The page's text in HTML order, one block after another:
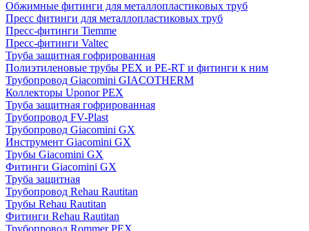
Обжимные фитинги для металлопластиковых труб
Пресс фитинги для металлопластиковых труб
Пресс-фитинги Tiemme
Пресс-фитинги Valtec
Труба защитная гофрированная
Полиэтиленовые трубы PEX и PE-RT и фитинги к ним
Трубопровод Giacomini GIACOTHERM
Коллекторы Uponor PEX
Труба защитная гофрированная
Трубопровод FV-Plast
Трубопровод Giacomini GX
Инструмент Giacomini GX
Трубы Giacomini GX
Фитинги Giacomini GX
Труба защитная
Трубопровод Rehau Rautitan
Трубы Rehau Rautitan
Фитинги Rehau Rautitan
Трубопровод Rommer PEX